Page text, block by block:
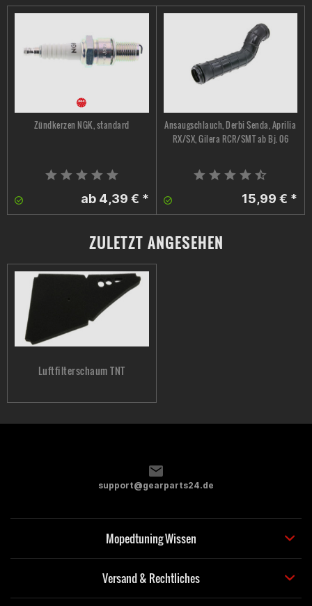
Zündkerzen NGK, standard
ab 4,39 € *
Ansaugschlauch, Derbi Senda, Aprilia
RX/SX, Gilera RCR/SMT ab Bj. 06
15,99 € *
ZULETZT ANGESEHEN
Luftfilterschaum TNT
support@gearparts24.de
Mopedtuning Wissen
Versand & Rechtliches